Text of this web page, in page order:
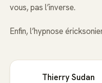
vous, pas l’inverse.
Enfin, l’hypnose
Thierry Sudan